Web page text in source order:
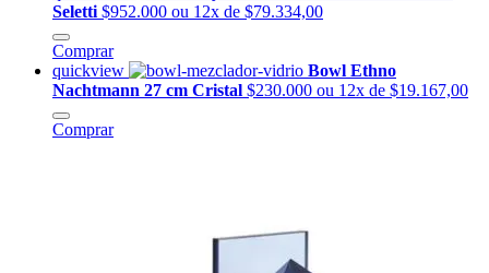
Seletti $952.000 ou 12x de $79.334,00
Comprar
quickview
Bowl Ethno
Nachtmann 27 cm Cristal $230.000 ou 12x de $19.167,00
Comprar